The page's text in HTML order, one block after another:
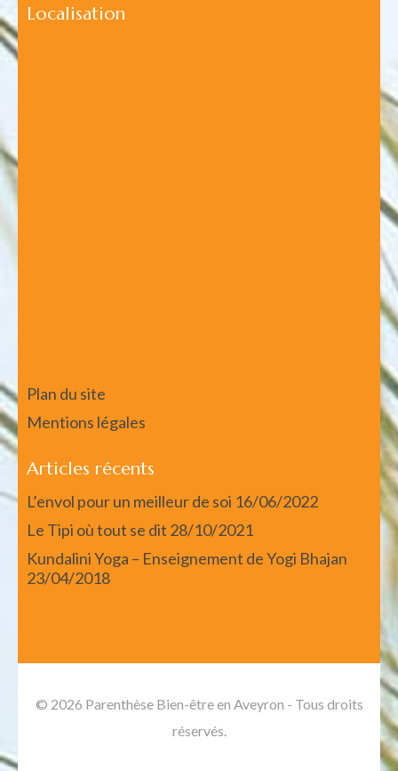
Localisation
Plan du site
Mentions légales
Articles récents
L’envol pour un meilleur de soi 16/06/2022
Le Tipi où tout se dit 28/10/2021
Kundalini Yoga – Enseignement de Yogi Bhajan
23/04/2018
© 2026 Parenthèse Bien-être en Aveyron - Tous droits
réservés.